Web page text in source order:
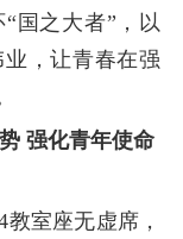
国之大者”，以
，让青春在强
强化青年使命
室座无虚席，